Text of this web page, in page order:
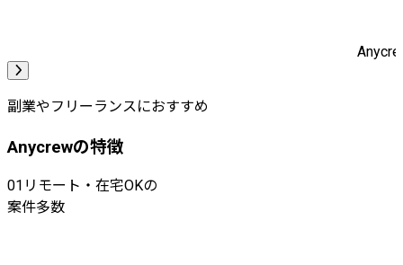
副業やフリーランスにおすすめ
Anycrewの特徴
01 リモート・在宅OKの
案件多数